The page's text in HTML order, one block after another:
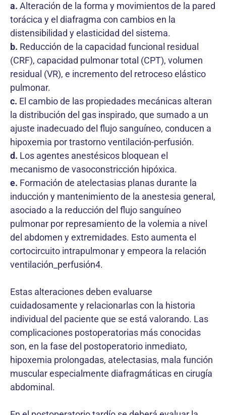
a. Alteración de la forma y movimientos de la pared
torácica y el diafragma con cambios en la
distensibilidad y elasticidad del sistema.
b. Reducción de la capacidad funcional residual
(CRF), capacidad pulmonar total (CPT), volumen
residual (VR), e incremento del retroceso elástico
pulmonar.
c. El cambio de las propiedades mecánicas alteran
la distribución del gas inspirado, que sumado a un
ajuste inadecuado del flujo sanguíneo, conducen a
hipoxemia por trastorno ventilación-perfusión.
d. Los agentes anestésicos bloquean el
mecanismo de vasoconstricción hipóxica.
e. Formación de atelectasias planas durante la
inducción y mantenimiento de la anestesia general,
asociado a la reducción del flujo sanguíneo
pulmonar por represamiento de la volemia a nivel
del abdomen y extremidades. Esto aumenta el
cortocircuito intrapulmonar y empeora la relación
ventilación_perfusión4.
Estas alteraciones deben evaluarse
cuidadosamente y relacionarlas con la historia
individual del paciente que se está valorando. Las
complicaciones postoperatorias más conocidas
son, en la fase del postoperatorio inmediato,
hipoxemia prolongadas, atelectasias, mala función
muscular especialmente diafragmáticas en cirugía
abdominal.